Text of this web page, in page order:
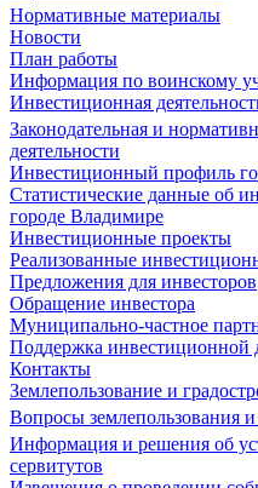
Нормативные материалы
Новости
План работы
Информация по воинскому
Инвестиционная
Законодательная и
деятельности
Инвестиционный профиль
Статистические данные об
городе Владимире
Инвестиционные проекты
Реализованные
Предложения для инвесторов
Обращение инвестора
Муниципально-частное
Поддержка инвестиционной
Контакты
Землепользование и
Вопросы землепользования
Информация и решения об
сервитутов